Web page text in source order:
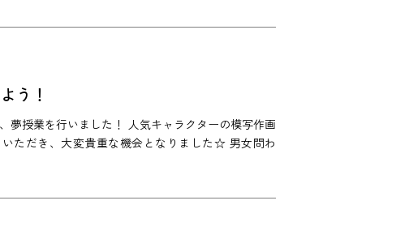
う！
夢授業を行いました！ 人気キャラクターの模写作画
ただき、大変貴重な機会となりました☆ 男女問わ